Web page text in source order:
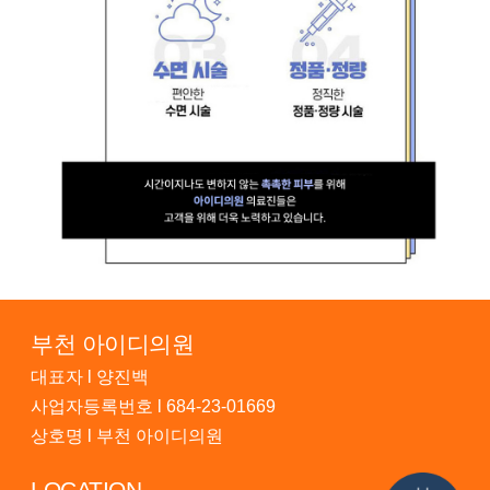
부천 아이디의원
대표자 l 양진백
사업자등록번호 l 684-23-01669
상호명 l 부천 아이디의원